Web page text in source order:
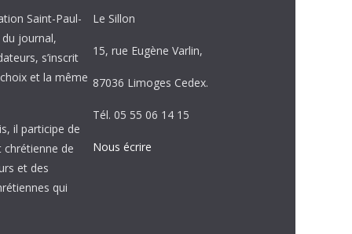
Saint-Paul-
journal,
s’inscrit
et la même
il participe de
chrétienne de
et des
qui
Le Sillon
15, rue Eugène Varlin,
87036 Limoges Cedex.
Tél. 05 55 06 14 15
Nous écrire